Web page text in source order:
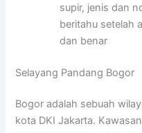
supir, jenis dan
beritahu setelah
dan benar
Selayang Pandang Bogor
Bogor adalah sebuah
kota DKI Jakarta.